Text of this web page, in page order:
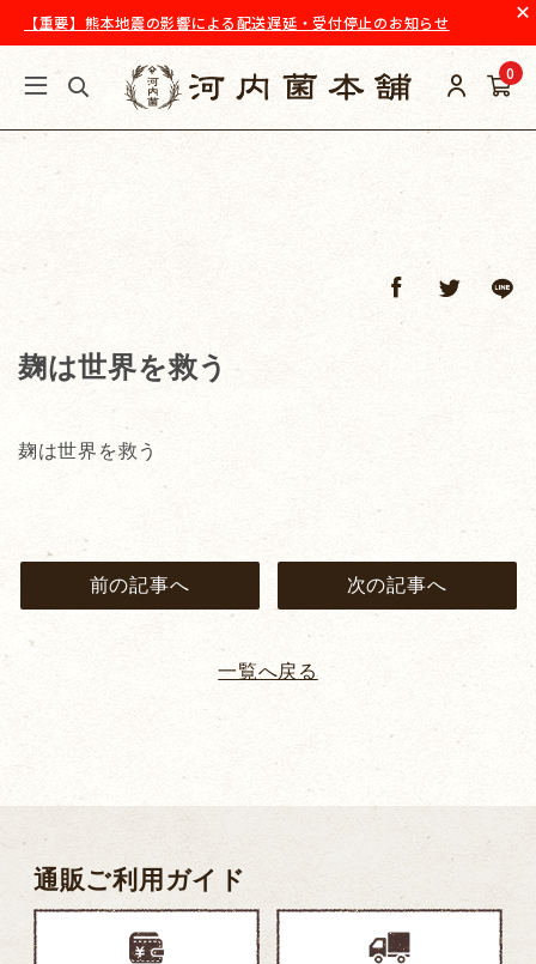
【重要】熊本地震の影響による配送遅延・受付停止のお知らせ
0
麹は世界を救う
麹は世界を救う
前の記事へ
一覧へ戻る
次の記事へ
通販ご利用ガイド